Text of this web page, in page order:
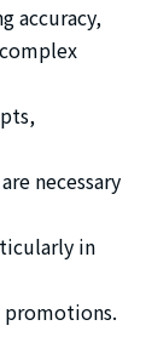
accuracy,
necessary
in
promotions.